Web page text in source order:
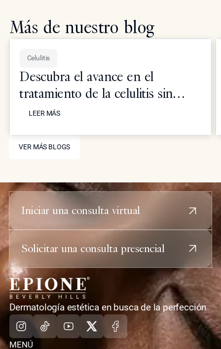
Más de nuestro blog
VER MÁS BLOGS
VER MÁS BLOGS
Celulitis
Descubra el avance en el
tratamiento de la celulitis sin
recurrir a la cirugía utilizando
¿Es efectiva?
LEER MÁS
LEER MÁS
Iniciar una consulta virtual
Solicitar una consulta presencial
casa
Dermatología estética en busca de la perfección
Instagram
TikTokYoutube
X Facebook
MENÚ